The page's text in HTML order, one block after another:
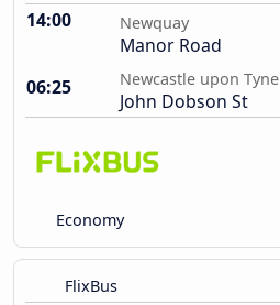
14:00 Newquay
Manor Road
06:25
Newcastle upon Tyne
John Dobson St
Economy
FlixBus